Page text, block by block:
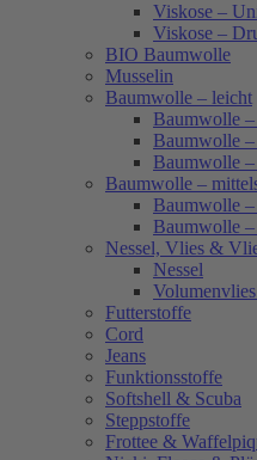
Viskose –
Viskose –
BIO Baumwolle
Musselin
Baumwolle – leicht
Baumwolle
Baumwolle
Baumwolle
Baumwolle –
Baumwolle
Baumwolle
Nessel, Vlies &
Nessel
Futterstoffe
Cord
Jeans
Funktionsstoffe
Softshell & Scuba
Steppstoffe
Frottee &